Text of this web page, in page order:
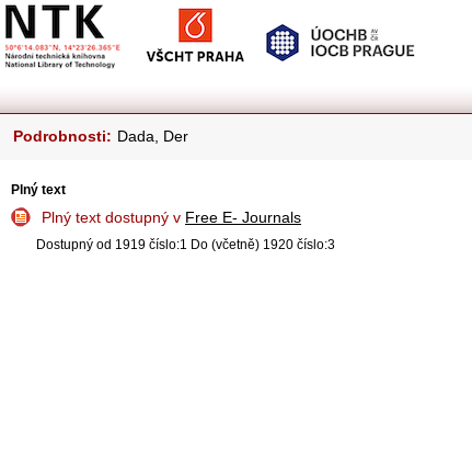
Podrobnosti: Dada, Der
Plný text
Plný text dostupný v Free E- Journals
Dostupný od 1919 číslo:1 Do (včetně) 1920 číslo:3